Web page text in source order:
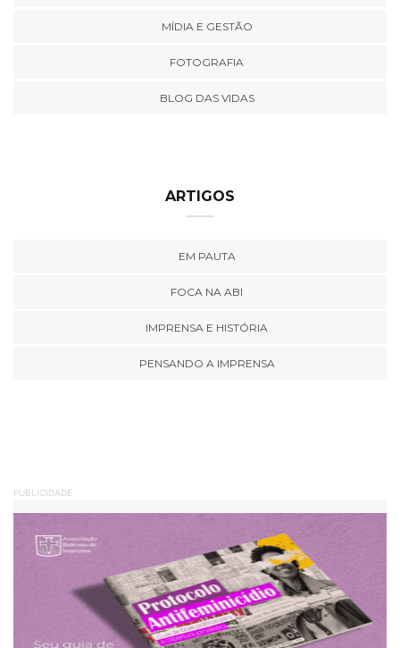
MÍDIA E GESTÃO
FOTOGRAFIA
BLOG DAS VIDAS
ARTIGOS
EM PAUTA
FOCA NA ABI
IMPRENSA E HISTÓRIA
PENSANDO A IMPRENSA
PUBLICIDADE